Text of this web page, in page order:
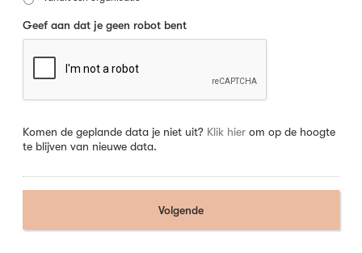
Geef aan dat je geen robot bent
Komen de geplande data je niet uit? Klik hier om op de hoogte
te blijven van nieuwe data.